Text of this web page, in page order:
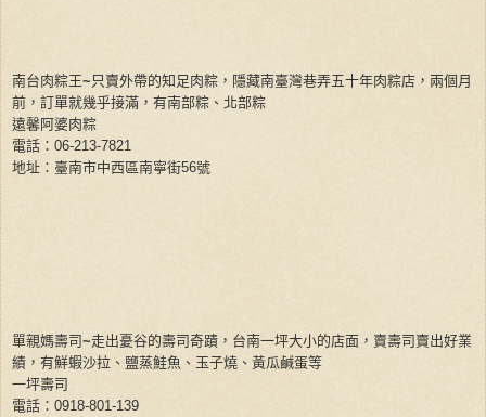
南台肉粽王~ 只賣外帶的知足肉粽，隱藏南臺灣巷弄五十年肉粽店，兩個月
前，訂單就幾乎接滿，有南部粽、北部粽
遠馨阿婆肉粽
電話： 06-213-7821
地址：臺南市中西區南寧街56號
單親媽壽司~走出憂谷的壽司奇蹟，台南一坪大小的店面，賣壽司賣出好業
績，有鮮蝦沙拉、鹽蒸鮭魚、玉子燒、黃瓜鹹蛋等
一坪壽司
電話： 0918-801-139